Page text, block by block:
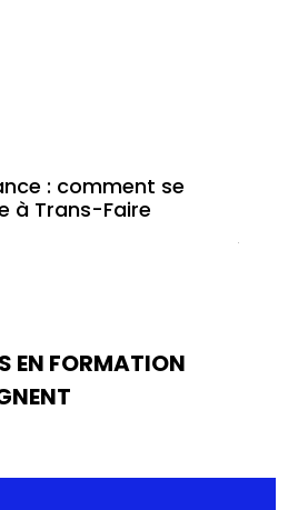
: comment se
à Trans-Faire
EN FORMATION